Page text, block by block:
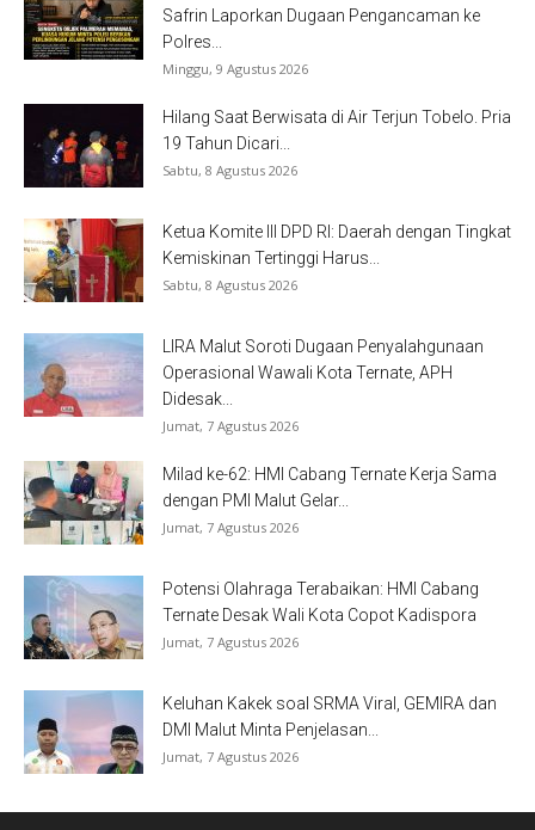
Safrin Laporkan Dugaan Pengancaman ke
Polres...
Minggu, 9 Agustus 2026
Hilang Saat Berwisata di Air Terjun Tobelo. Pria
19 Tahun Dicari...
Sabtu, 8 Agustus 2026
Ketua Komite III DPD RI: Daerah dengan Tingkat
Kemiskinan Tertinggi Harus...
Sabtu, 8 Agustus 2026
LIRA Malut Soroti Dugaan Penyalahgunaan
Operasional Wawali Kota Ternate, APH
Didesak...
Jumat, 7 Agustus 2026
Milad ke-62: HMI Cabang Ternate Kerja Sama
dengan PMI Malut Gelar...
Jumat, 7 Agustus 2026
Potensi Olahraga Terabaikan: HMI Cabang
Ternate Desak Wali Kota Copot Kadispora
Jumat, 7 Agustus 2026
Keluhan Kakek soal SRMA Viral, GEMIRA dan
DMI Malut Minta Penjelasan...
Jumat, 7 Agustus 2026